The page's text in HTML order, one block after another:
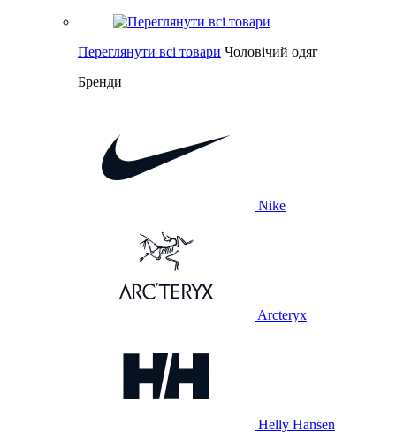
Переглянути всі товари Чоловічий одяг
Бренди
Nike
Arcteryx
Helly Hansen